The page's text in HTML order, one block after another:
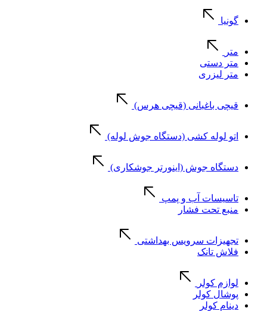
گونیا
متر
متر دستی
متر لیزری
قیچی باغبانی (قیچی هرس)
اتو لوله کشی (دستگاه جوش لوله)
دستگاه جوش (اینورتر جوشکاری)
تاسیسات آب و پمپ
منبع تحت فشار
تجهیزات سرویس بهداشتی
فلاش تانک
لوازم کولر
پوشال کولر
دینام کولر